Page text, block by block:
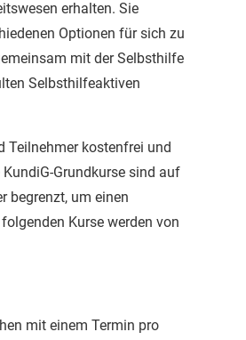
erhalten. Sie
Optionen für sich zu
mit der Selbsthilfe
Selbsthilfeaktiven
Teilnehmer kostenfrei und
Grundkurse sind auf
begrenzt, um einen
Kurse werden von
mit einem Termin pro